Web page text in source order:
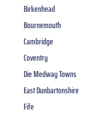
Birkenhead
Bournemouth
Cambridge
Coventry
Die Medway Towns
East Dunbartonshire
Fife